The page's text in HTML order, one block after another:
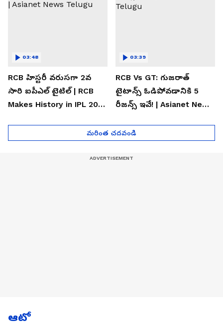
RCB హిస్టరీ వరుసగా 2వ
సారి ఐపీఎల్ టైటిల్ | RCB
Makes History in IPL 2026
03:48
RCB Vs GT: గుజరాత్
టైటాన్స్ ఓడిపోవడానికి 5
రీజన్స్ ఇవే! | Asianet News
03:39
మరింత చదవండి
ఆటో